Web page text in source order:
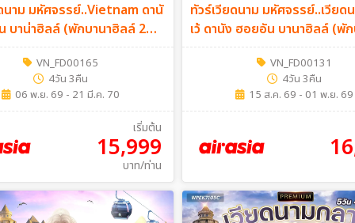
นาม มหัศจรรย์..Vietnam ดานั
บาน่าฮิลล์ (พักบานาฮิลล์ 2
คืน (FD)
VN_FD00165
4วัน 3คืน
06 พ.ย. 69 - 21 มี.ค. 70
เริ่มต้น
15,999
บาท/ท่าน
ทัวร์เวียดนาม มหัศจรรย์..เวียด
เว้ ดานัง ฮอยอัน บานาฮิลล์ (พั
ลล์ 1 คืน) 4วัน 3คืน (FD)
VN_FD00131
4วัน 3คืน
15 ส.ค. 69 - 01 พ.ย. 69